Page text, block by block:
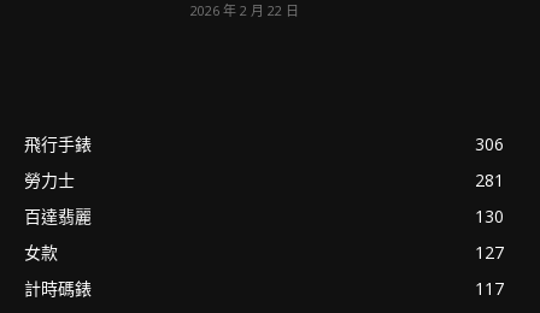
2026 年 2 月 22 日
飛行手錶
306
勞力士
281
百達翡麗
130
女款
127
計時碼錶
117